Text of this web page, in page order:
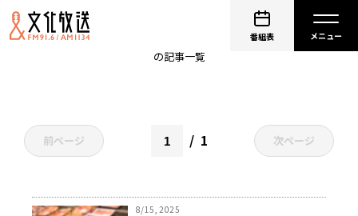
番組表
の記事一覧
前ページ 1 次ページ
8/15, 2025